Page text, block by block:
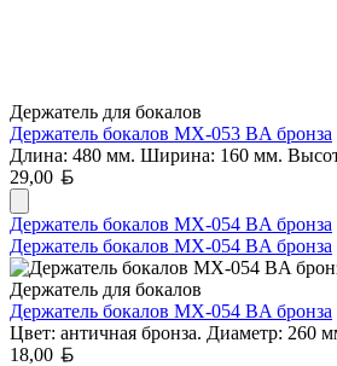
Держатель для бокалов
Держатель бокалов MX-053 BA бронза
Длина: 480 мм. Ширина: 160 мм.
29,00
Держатель бокалов MX-054 BA бронза
Держатель бокалов MX-054 BA бронза
Держатель для бокалов
Держатель бокалов MX-054 BA бронза
Цвет: античная бронза. Диаметр: 260
18,00